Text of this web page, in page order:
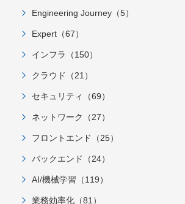
Engineering Journey（5）
Expert（67）
インフラ（150）
クラウド（21）
セキュリティ（69）
ネットワーク（27）
フロントエンド（25）
バックエンド（24）
AI/機械学習（119）
業務効率化（81）